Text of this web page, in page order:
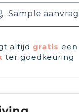
Sample
altijd gratis een
ter goedkeuring